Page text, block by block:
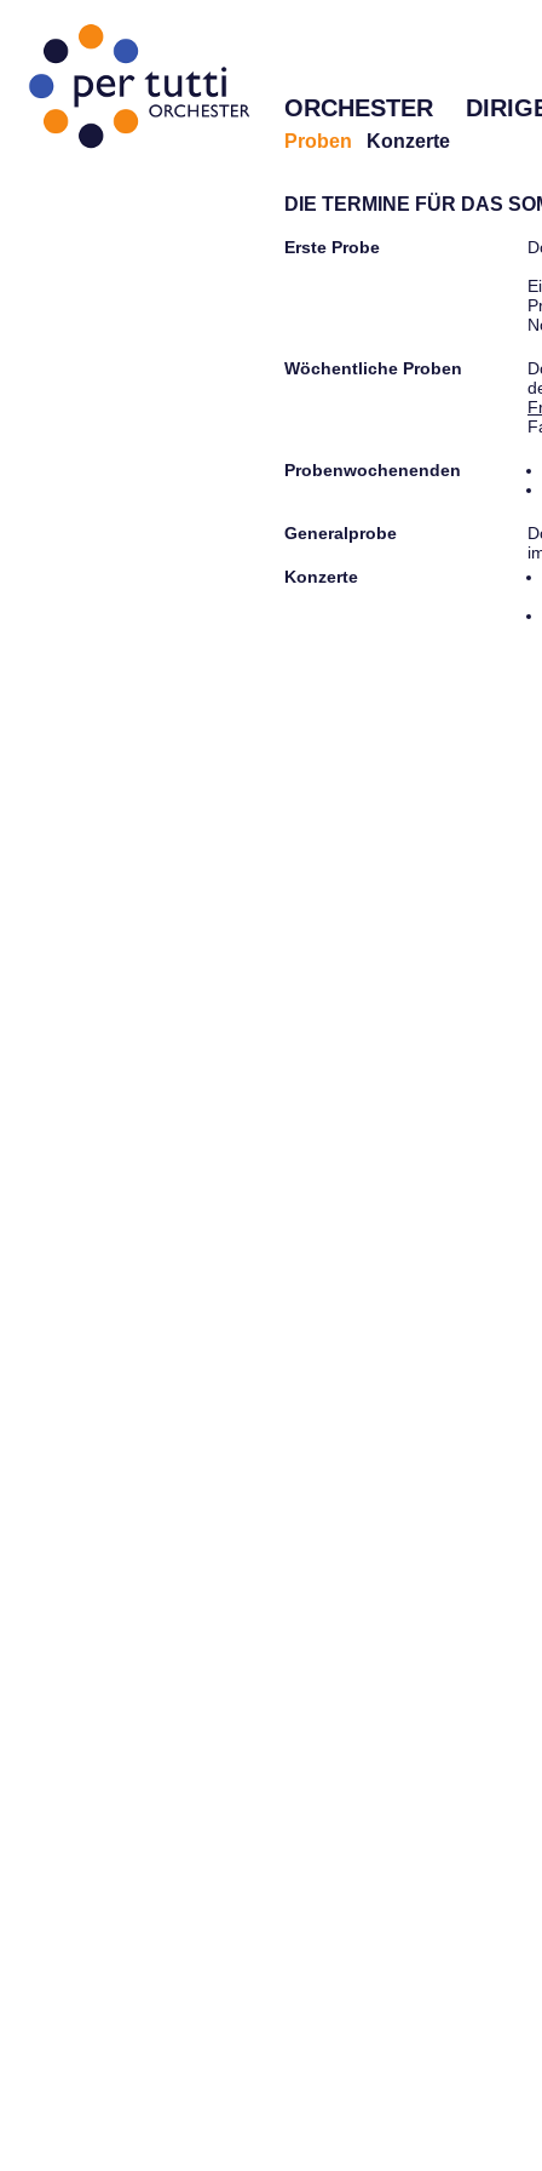
ORCHESTER
Proben Konzerte
DIE TERMINE FÜR DAS
Erste Probe
Wöchentliche Proben
Probenwochenenden
Generalprobe
Konzerte